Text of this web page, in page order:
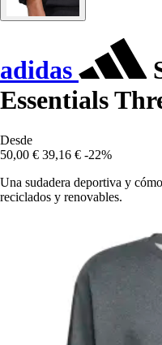
adidas
Essentials
Desde
50,00 € 39,16 € -22%
Una sudadera deportiva y
reciclados y renovables.